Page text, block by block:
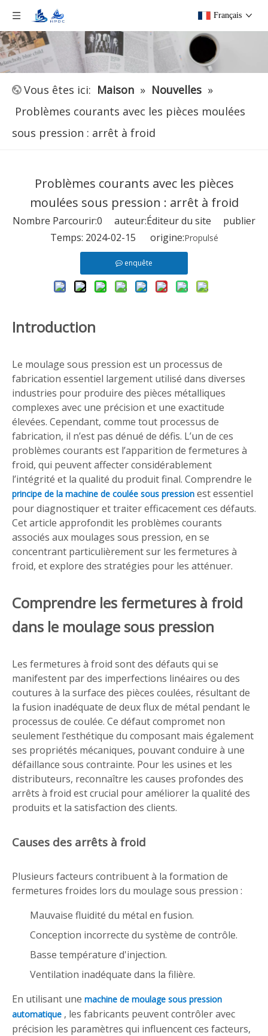
Français
Vous êtes ici: Maison » Nouvelles »
Problèmes courants avec les pièces moulées
sous pression : arrêt à froid
Problèmes courants avec les pièces
moulées sous pression : arrêt à froid
Nombre Parcourir:0 auteur:Éditeur du site publier
Temps: 2024-02-15 origine:Propulsé
enquête
Introduction
Le moulage sous pression est un processus de
fabrication essentiel largement utilisé dans diverses
industries pour produire des pièces métalliques
complexes avec une précision et une exactitude
élevées. Cependant, comme tout processus de
fabrication, il n’est pas dénué de défis. L’un de ces
problèmes courants est l’apparition de fermetures à
froid, qui peuvent affecter considérablement
l’intégrité et la qualité du produit final. Comprendre le
principe de la machine de coulée sous pression est essentiel
pour diagnostiquer et traiter efficacement ces défauts.
Cet article approfondit les problèmes courants
associés aux moulages sous pression, en se
concentrant particulièrement sur les fermetures à
froid, et explore des stratégies pour les atténuer.
Comprendre les fermetures à froid
dans le moulage sous pression
Les fermetures à froid sont des défauts qui se
manifestent par des imperfections linéaires ou des
coutures à la surface des pièces coulées, résultant de
la fusion inadéquate de deux flux de métal pendant le
processus de coulée. Ce défaut compromet non
seulement l’esthétique du composant mais également
ses propriétés mécaniques, pouvant conduire à une
défaillance sous contrainte. Pour les usines et les
distributeurs, reconnaître les causes profondes des
arrêts à froid est crucial pour améliorer la qualité des
produits et la satisfaction des clients.
Causes des arrêts à froid
Plusieurs facteurs contribuent à la formation de
fermetures froides lors du moulage sous pression :
Mauvaise fluidité du métal en fusion.
Conception incorrecte du système de contrôle.
Basse température d'injection.
Ventilation inadéquate dans la filière.
En utilisant une machine de moulage sous pression
automatique , les fabricants peuvent contrôler avec
précision les paramètres qui influencent ces facteurs,